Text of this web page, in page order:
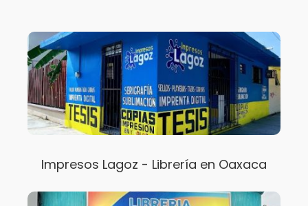
Impresos Lagoz - Librería en Oaxaca